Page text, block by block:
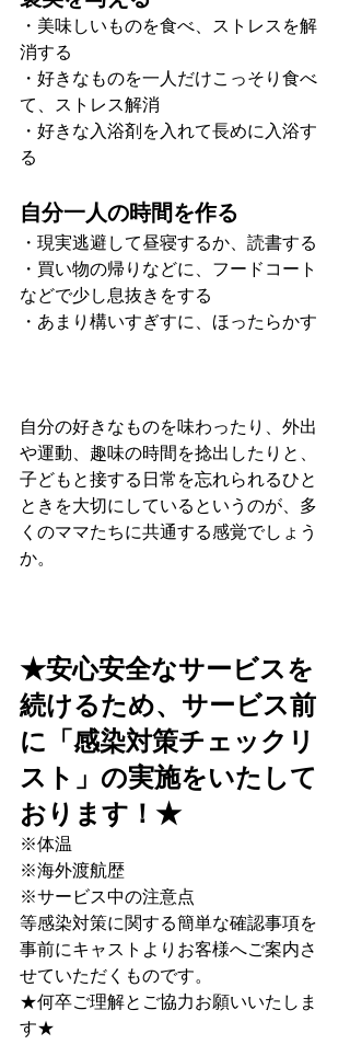
・美味しいものを食べ、ストレスを解
消する
・好きなものを一人だけこっそり食べ
て、ストレス解消
・好きな入浴剤を入れて長めに入浴す
る
自分一人の時間を作る
・現実逃避して昼寝するか、読書する
・買い物の帰りなどに、フードコート
などで少し息抜きをする
・あまり構いすぎすに、ほったらかす
自分の好きなものを味わったり、外出
や運動、趣味の時間を捻出したりと、
子どもと接する日常を忘れられるひと
ときを大切にしているというのが、多
くのママたちに共通する感覚でしょう
か。
★安心安全なサービスを
続けるため、サービス前
に﻿「感染対策チェックリ
スト」﻿の実施をいたして
おります！★
※体温
※海外渡航歴
※サービス中の注意点
等感染対策に関する簡単な確認事項を
事前にキャストよりお客様へご案内さ
せていただくものです。
★何卒ご理解とご協力お願いいたしま
す★